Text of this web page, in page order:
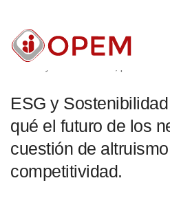
7 de julio de 2026
ESG y
qué el futuro de los
cuestión de
competitividad.